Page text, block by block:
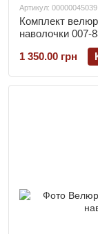
Артикул: 00000045039
Комплект
наволочки 007-
1 350.00 грн